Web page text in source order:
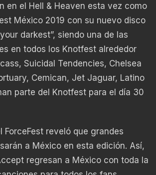
en el Hell & Heaven esta vez como
México 2019 con su nuevo disco
darkest”, siendo una de las
en todos los Knotfest alrededor
Suicidal Tendencies, Chelsea
Cemican, Jet Jaguar, Latino
parte del Knotfest para el día 30
ForceFest reveló que grandes
a México en esta edición. Así,
regresan a México con toda la